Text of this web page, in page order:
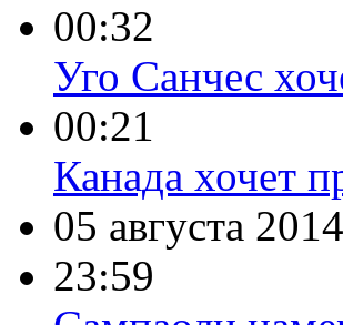
00:32
Уго Санчес
00:21
Канада хочет
05 августа 2014
23:59